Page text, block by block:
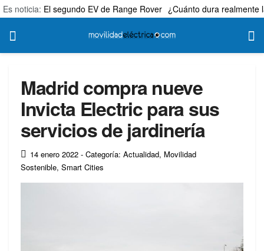
Es noticia: El segundo EV de Range Rover ¿Cuánto dura realmente
Madrid compra nueve
Invicta Electric para sus
servicios de jardinería
14 enero 2022 - Categoría: Actualidad, Movilidad
Sostenible, Smart Cities